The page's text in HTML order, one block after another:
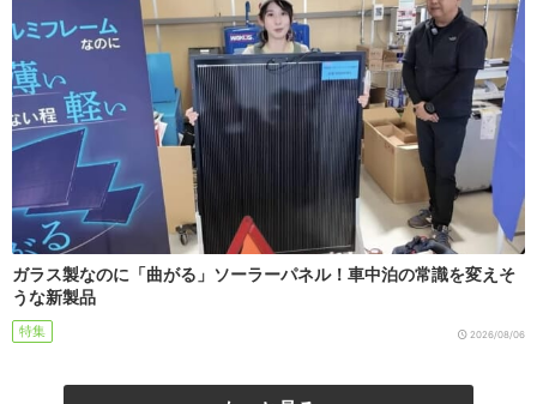
ガラス製なのに「曲がる」ソーラーパネル！車中泊の常識を変えそ
うな新製品
特集 2026/08/06